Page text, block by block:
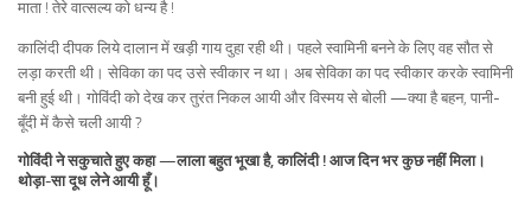
माता ! तेरे वात्सल्य को धन्य है !
कालिंदी दीपक लिये दालान में खड़ी गाय दुहा रही थी। पहले स्वामिनी बनने के लिए वह सौत से
लड़ा करती थी। सेविका का पद उसे स्वीकार न था। अब सेविका का पद स्वीकार करके स्वामिनी
बनी हुई थी। गोविंदी को देख कर तुरंत निकल आयी और विस्मय से बोली —क्या है बहन, पानी-
बूँदी में कैसे चली आयी ?
गोविंदी ने सकुचाते हुए कहा —लाला बहुत भूखा है, कालिंदी ! आज दिन भर कुछ नहीं मिला।
थोड़ा-सा दूध लेने आयी हूँ।